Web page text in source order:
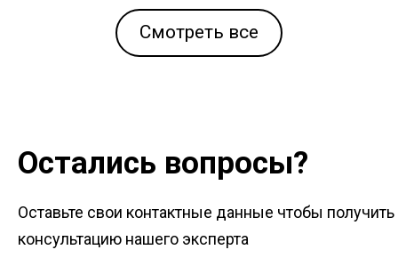
Смотреть все
Остались вопросы?
Оставьте свои контактные данные чтобы
консультацию нашего эксперта